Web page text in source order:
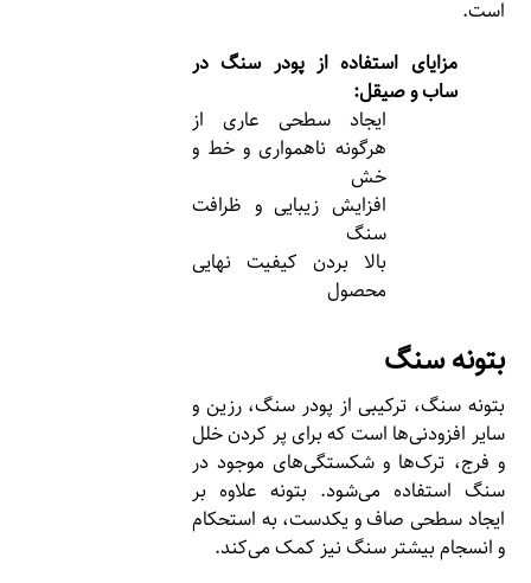
است.
مزایای استفاده از پودر سنگ در
ساب و صیقل:
ایجاد سطحی عاری از
هرگونه ناهمواری و خط و
خش
افزایش زیبایی و ظرافت
سنگ
بالا بردن کیفیت نهایی
محصول
بتونه سنگ
بتونه سنگ، ترکیبی از پودر سنگ، رزین و
سایر افزودنی‌ها است که برای پر کردن خلل
و فرج، ترک‌ها و شکستگی‌های موجود در
سنگ استفاده می‌شود. بتونه علاوه بر
ایجاد سطحی صاف و یکدست، به استحکام
و انسجام بیشتر سنگ نیز کمک می‌کند.